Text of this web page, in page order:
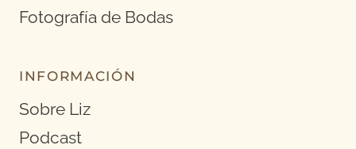
Fotografía de Bodas
INFORMACIÓN
Sobre Liz
Podcast